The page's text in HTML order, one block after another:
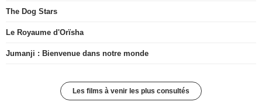
The Dog Stars
Le Royaume d'Orïsha
Jumanji : Bienvenue dans notre monde
Les films à venir les plus consultés